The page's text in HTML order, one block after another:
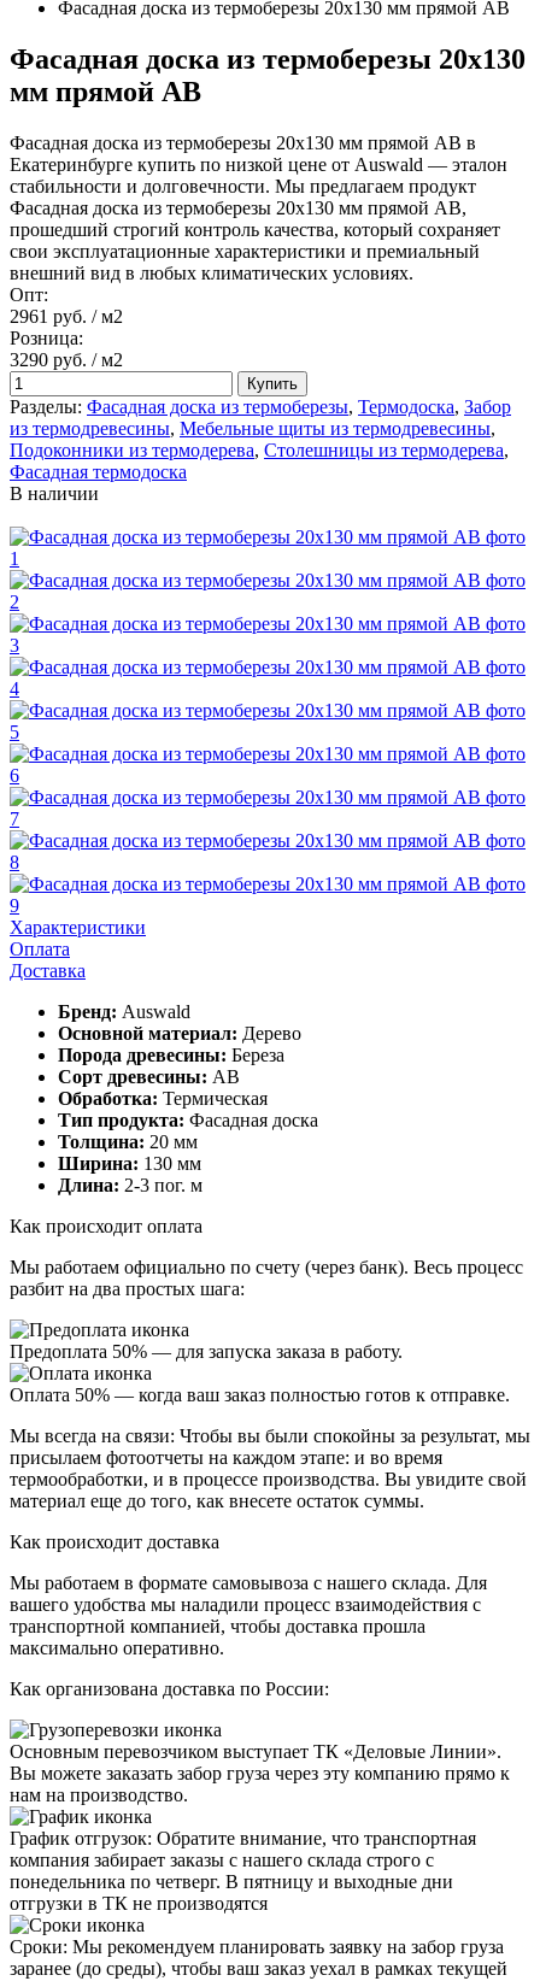
Фасадная доска из термоберезы 20х130 мм прямой АВ
Фасадная доска из термоберезы 20х130
мм прямой АВ
Фасадная доска из термоберезы 20х130 мм прямой АВ в
Екатеринбурге купить по низкой цене от Auswald — эталон
стабильности и долговечности. Мы предлагаем продукт
Фасадная доска из термоберезы 20х130 мм прямой АВ,
прошедший строгий контроль качества, который сохраняет
свои эксплуатационные характеристики и премиальный
внешний вид в любых климатических условиях.
Опт:
2961 руб. / м2
Розница:
3290 руб. / м2
Купить
Разделы: Фасадная доска из термоберезы, Термодоска, Забор
из термодревесины, Мебельные щиты из термодревесины,
Подоконники из термодерева, Столешницы из термодерева,
Фасадная термодоска
В наличии
Характеристики
Оплата
Доставка
Бренд: Auswald
Основной материал: Дерево
Порода древесины: Береза
Сорт древесины: АВ
Обработка: Термическая
Тип продукта: Фасадная доска
Толщина: 20 мм
Ширина: 130 мм
Длина: 2-3 пог. м
Как происходит оплата
Мы работаем официально по счету (через банк). Весь процесс
разбит на два простых шага:
Предоплата 50% — для запуска заказа в работу.
Оплата 50% — когда ваш заказ полностью готов к отправке.
Мы всегда на связи: Чтобы вы были спокойны за результат, мы
присылаем фотоотчеты на каждом этапе: и во время
термообработки, и в процессе производства. Вы увидите свой
материал еще до того, как внесете остаток суммы.
Как происходит доставка
Мы работаем в формате самовывоза с нашего склада. Для
вашего удобства мы наладили процесс взаимодействия с
транспортной компанией, чтобы доставка прошла
максимально оперативно.
Как организована доставка по России:
Основным перевозчиком выступает ТК «Деловые Линии».
Вы можете заказать забор груза через эту компанию прямо к
нам на производство.
График отгрузок: Обратите внимание, что транспортная
компания забирает заказы с нашего склада строго с
понедельника по четверг. В пятницу и выходные дни
отгрузки в ТК не производятся
Сроки: Мы рекомендуем планировать заявку на забор груза
заранее (до среды), чтобы ваш заказ уехал в рамках текущей